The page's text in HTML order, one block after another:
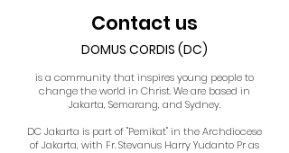
Contact us
DOMUS CORDIS (DC)
is a community that inspires young people to
change the world in Christ. We are based in
Jakarta, Semarang, and Sydney.
DC Jakarta is part of "Pemikat" in the Archdiocese
of Jakarta, with Fr. Stevanus Harry Yudanto Pr as